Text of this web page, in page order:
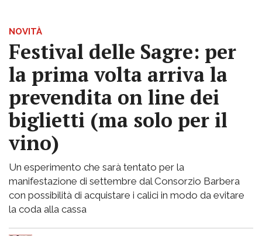
NOVITÀ
Festival delle Sagre: per
la prima volta arriva la
prevendita on line dei
biglietti (ma solo per il
vino)
Un esperimento che sarà tentato per la
manifestazione di settembre dal Consorzio Barbera
con possibilità di acquistare i calici in modo da evitare
la coda alla cassa